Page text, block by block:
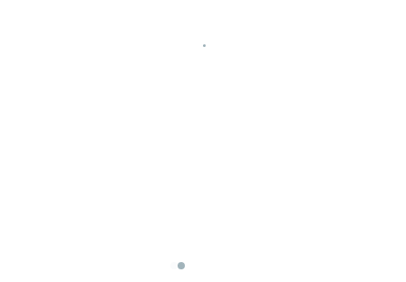
натуральных и биодинамических вин, крафтового пива
Facebook ((открывается в новом